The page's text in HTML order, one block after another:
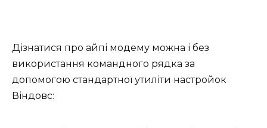
Дізнатися про айпі модему можна і без
використання командного рядка за
допомогою стандартної утиліти настройок
Віндовс: